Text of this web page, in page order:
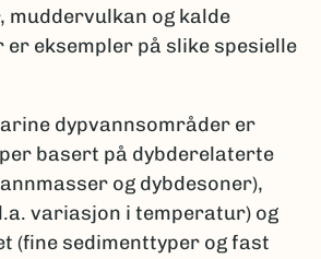
muddervulkan og kalde
er eksempler på slike spesielle
dypvannsområder er
basert på dybderelaterte
og dybdesoner),
variasjon i temperatur) og
(fine sedimenttyper og fast